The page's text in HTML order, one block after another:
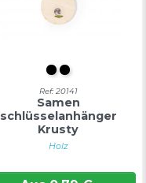
S/CFarblos
Ref: 20141
Samen
schlüsselanhänger
Krusty
Holz